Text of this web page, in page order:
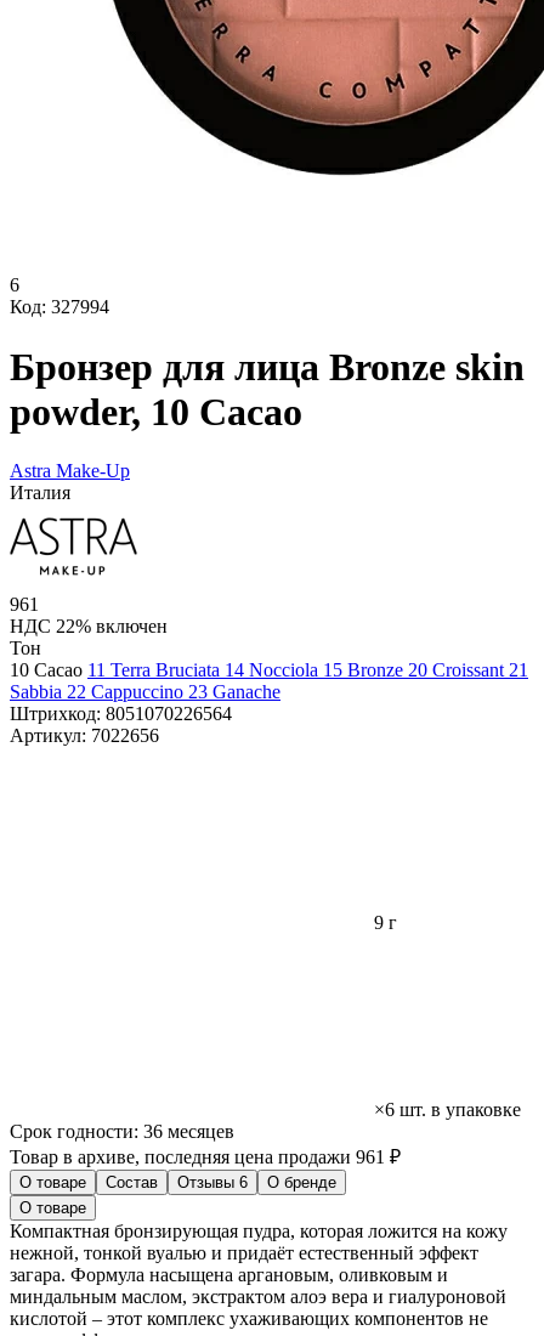
6
Код: 327994
Бронзер для лица Bronze skin
powder, 10 Cacao
Astra Make-Up
Италия
961
НДС 22% включен
Тон
10 Cacao 11 Terra Bruciata 14 Nocciola 15 Bronze 20 Croissant 21
Sabbia 22 Cappuccino 23 Ganache
Штрихкод: 8051070226564
Артикул: 7022656
9 г
×6 шт. в упаковке
Срок годности: 36 месяцев
Товар в архиве, последняя цена продажи 961 ₽
О товаре Состав Отзывы 6
О бренде
О товаре
Компактная бронзирующая пудра, которая ложится на кожу
нежной, тонкой вуалью и придаёт естественный эффект
загара. Формула насыщена аргановым, оливковым и
миндальным маслом, экстрактом алоэ вера и гиалуроновой
кислотой – этот комплекс ухаживающих компонентов не